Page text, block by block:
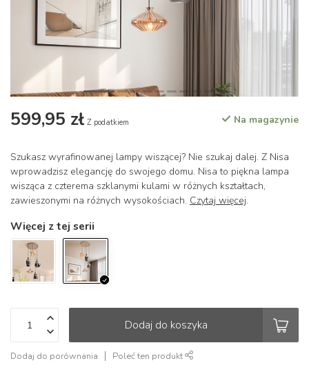
599,95 zł Z podatkiem Na magazynie
Szukasz wyrafinowanej lampy wiszącej? Nie szukaj dalej. Z Nisa
wprowadzisz elegancję do swojego domu. Nisa to piękna lampa
wisząca z czterema szklanymi kulami w różnych kształtach,
zawieszonymi na różnych wysokościach. Czytaj więcej.
Więcej z tej serii
Dodaj do koszyka
Dodaj do porównania Poleć ten produkt